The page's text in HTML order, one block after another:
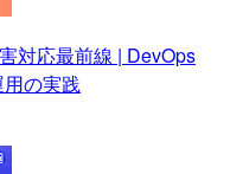
対応最前線 | DevOps
の実践